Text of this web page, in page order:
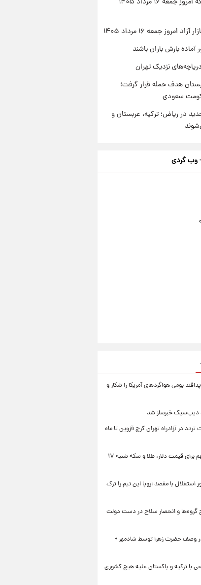
امروز جمعه ۱۶ مرداد ۱۴۰۵
بارش باران باشند
نزدیک تهران
هدف حمله قرار گرفت؛
سعودی
در ریاض؛ ترکیه، عربستان و
وب گردی
بومی هواگردهای آمریکا را شکار و
دیپ‌سیک خبرساز شد
در آزادراه تهران کرج قزوین تا ماه
یک پیش ‌بینی مهم برای قیمت دلار، طلا و سکه شنبه ۱۷
استقلال با مقصد اروپا این تیم را ترک
گروه‌ها و انحصار سلاح در دست دولت
وصف حضرت زهرا توسط شادمهر +
با ترکیه و پاکستان علیه هیچ کشوری